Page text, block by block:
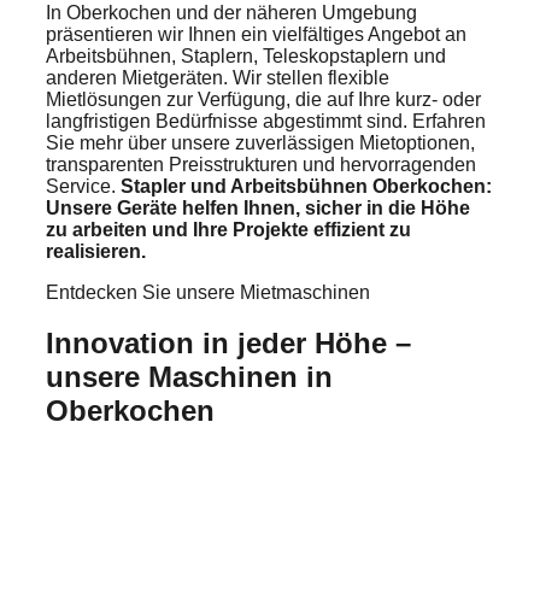
In Oberkochen und der näheren Umgebung
präsentieren wir Ihnen ein vielfältiges Angebot an
Arbeitsbühnen, Staplern, Teleskopstaplern und
anderen Mietgeräten. Wir stellen flexible
Mietlösungen zur Verfügung, die auf Ihre kurz- oder
langfristigen Bedürfnisse abgestimmt sind. Erfahren
Sie mehr über unsere zuverlässigen Mietoptionen,
transparenten Preisstrukturen und hervorragenden
Service. Stapler und Arbeitsbühnen Oberkochen:
Unsere Geräte helfen Ihnen, sicher in die Höhe
zu arbeiten und Ihre Projekte effizient zu
realisieren.
Entdecken Sie unsere Mietmaschinen
Innovation in jeder Höhe –
unsere Maschinen in
Oberkochen